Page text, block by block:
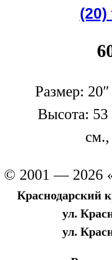
(20)
Размер:
Высота: 53
© 2001 — 2026
Краснодарский
ул.
ул.